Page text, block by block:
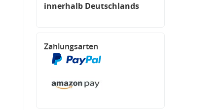
innerhalb Deutschlands
Zahlungsarten